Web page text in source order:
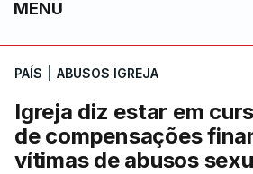
MENU
PAÍS ABUSOS IGREJA
Igreja diz estar em
de compensações
vítimas de abusos